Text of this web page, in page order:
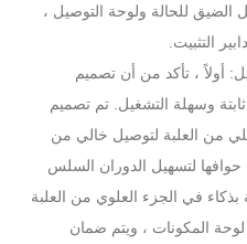
للحالة ولوحة التوصيل ،
التثبيت.
أولاً ، تأكد من أن تصميم
وسهلة التشغيل. تم تصميم
من العلبة لتوصيل خالي من
لتسهيل الدوران السلس
في الجزء العلوي من العلبة
المكونات ، ويتم ضمان